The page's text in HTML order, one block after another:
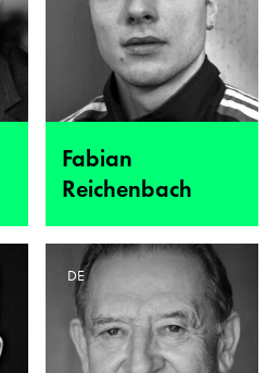
Fabian
Reichenbach
DE